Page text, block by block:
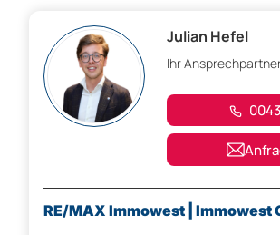
Julian Hefel
Ihr
RE/MAX Immowest | Immowest